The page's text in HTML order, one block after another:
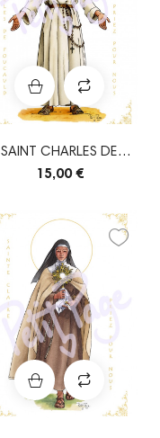
SAINT CHARLES DE
FOUCAULD DEBOUT
15,00 €